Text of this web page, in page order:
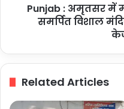
अरविंद
Punjab : अमृतसर में
समर्पित विशाल
Related Articles